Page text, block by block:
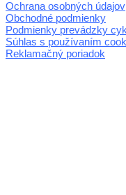
Ochrana osobných údajov
Obchodné podmienky
Podmienky prevádzky
Súhlas s používaním
Reklamačný poriadok